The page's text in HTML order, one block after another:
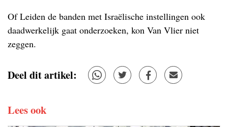
Of Leiden de banden met Israëlische instellingen ook
daadwerkelijk gaat onderzoeken, kon Van Vlier niet
zeggen.
Deel dit artikel:
Lees ook